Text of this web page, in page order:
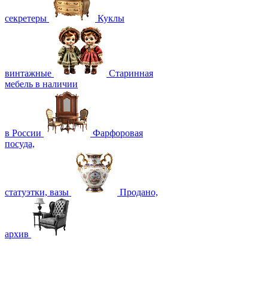
секретеры Куклы
винтажные
Старинная
мебель в наличии
в России
Фарфоровая
посуда,
статуэтки, вазы Продано,
архив